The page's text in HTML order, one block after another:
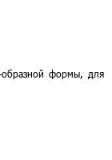
формы, для